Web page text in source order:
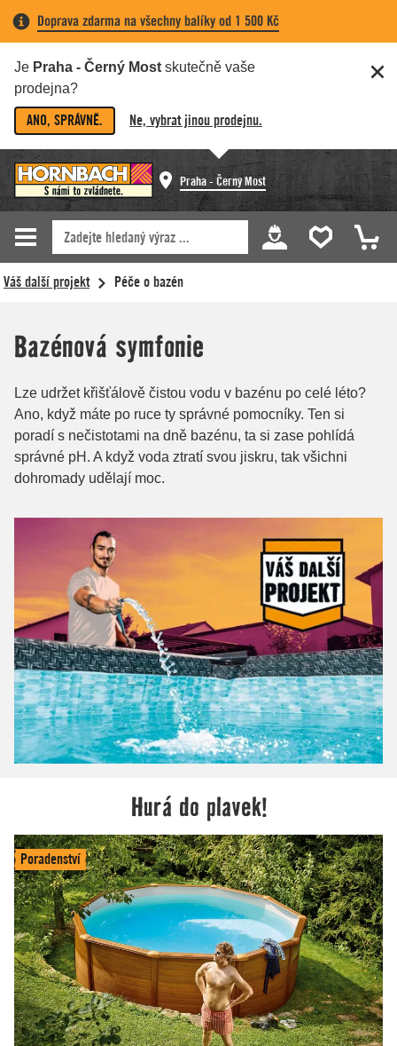
Doprava zdarma na všechny balíky od 1 500 Kč
Je Praha - Černý Most skutečně vaše
prodejna?
ANO, SPRÁVNĚ. Ne, vybrat jinou prodejnu.
Praha - Černý Most